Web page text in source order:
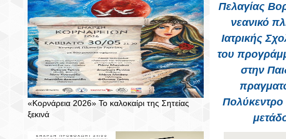
«Κορνάρεια 2026» Το καλοκαίρι της Σητείας
ξεκινά
Πελαγίας
νεανικό
Ιατρικής
του
στην
Πολύκεντρο